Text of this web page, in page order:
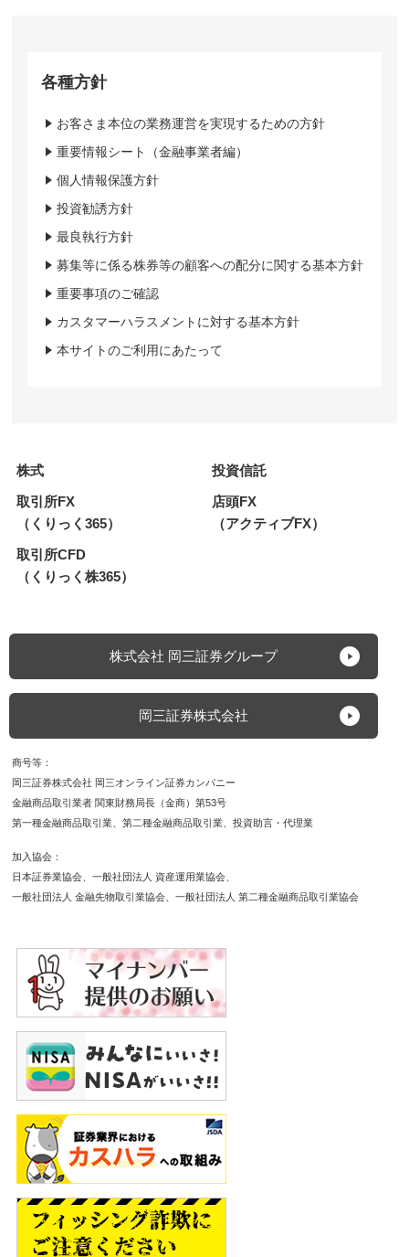
各種方針
お客さま本位の業務運営を実現するための方針
重要情報シート（金融事業者編）
個人情報保護方針
投資勧誘方針
最良執行方針
募集等に係る株券等の顧客への配分に関する基本方針
重要事項のご確認
カスタマーハラスメントに対する基本方針
本サイトのご利用にあたって
株式
投資信託
取引所FX
（くりっく365）
店頭FX
（アクティブFX）
取引所CFD
（くりっく株365）
株式会社 岡三証券グループ
岡三証券株式会社
商号等
岡三証券株式会社 岡三オンライン証券カンパニー
金融商品取引業者 関東財務局長（金商）第53号
第一種金融商品取引業
第二種金融商品取引業 投資助言・代理業
加入協会
日本証券業協会
一般社団法人 資産運用業協会
一般社団法人 金融先物取引業協会
一般社団法人 第二種金融商品取引業協会